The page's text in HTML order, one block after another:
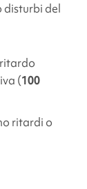
disturbi del
(100
ritardi o